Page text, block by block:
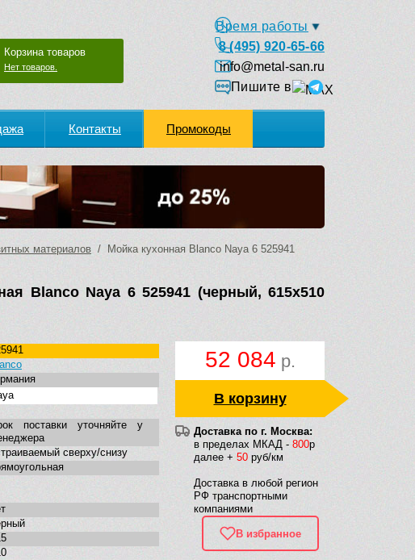
Корзина товаров
Нет товаров.
Время работы
8 (495) 920-65-66
info@metal-san.ru
Пишите в
Контакты Промокоды
материалов / Мойка кухонная Blanco Naya 6 525941
Blanco Naya 6 525941 (черный, 615х510
52 084 р.
В корзину
Доставка по г. Москва:
в пределах МКАД - 800р
далее + 50 руб/км
Доставка в любой регион
РФ транспортными
компаниями
В избранное
поставки уточняйте у
сверху/снизу